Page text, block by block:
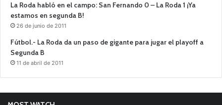
La Roda habló en el campo: San Fernando 0 – La Roda 1 ¡Ya
estamos en segunda B!
26 de junio de 2011
Fútbol.- La Roda da un paso de gigante para jugar el playoff a
Segunda B
11 de abril de 2011